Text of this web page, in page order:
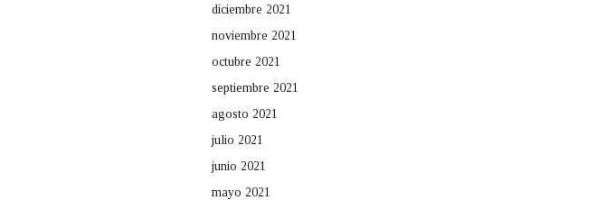
diciembre 2021
noviembre 2021
octubre 2021
septiembre 2021
agosto 2021
julio 2021
junio 2021
mayo 2021